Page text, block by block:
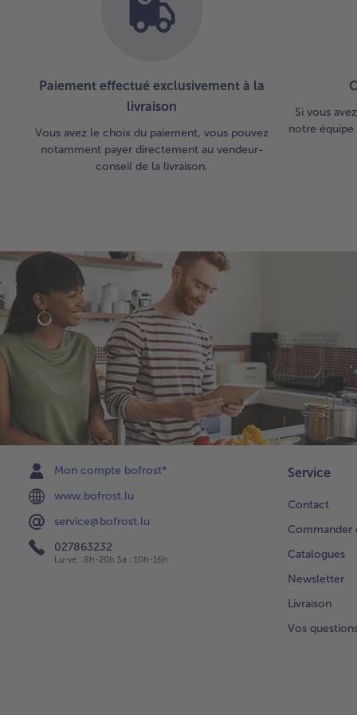
Paiement effectué exclusivement à la
livraison
Vous avez le choix du paiement, vous pouvez
notamment payer directement au vendeur-
conseil de la livraison.
Si vous
notre
Mon compte bofrost*
www.bofrost.lu
service@bofrost.lu
027863232
Lu-ve : 8h-20h Sa : 10h-16h
Service
Contact
Commander
Catalogues
Newsletter
Livraison
Vos